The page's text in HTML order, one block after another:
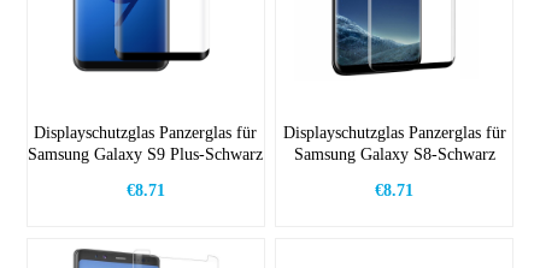
Displayschutzglas Panzerglas für
Samsung Galaxy S9 Plus-Schwarz
€8.71
Displayschutzglas Panzerglas für
Samsung Galaxy S8-Schwarz
€8.71